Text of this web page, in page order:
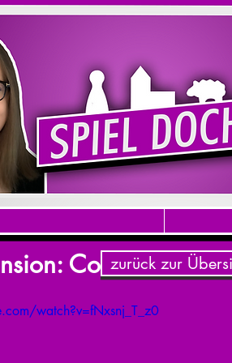
Copenhagen
watch?v=fNxsnj_T_z0
zurück zur